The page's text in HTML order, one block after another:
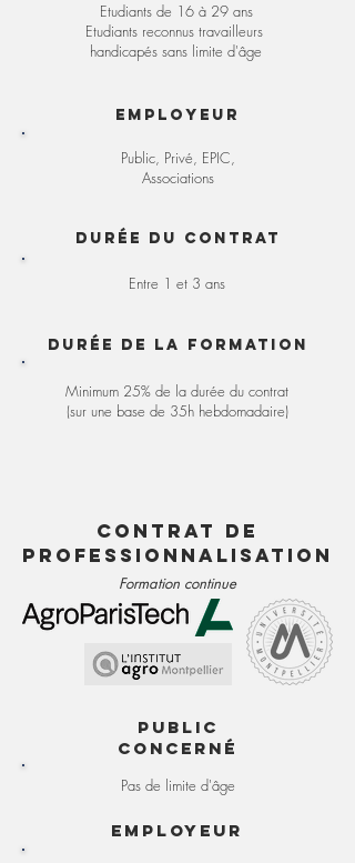
Etudiants de 16 à 29 ans
Etudiants reconnus travailleurs
handicapés sans limite d'âge
Employeur
Public, Privé, EPIC,
Associations
Durée du contrat
Entre 1 et 3 ans
Durée de la formation
Minimum 25% de la durée du contrat
(sur une base de 35h hebdomadaire)
Contrat de
professionnalisation
Formation continue
Public
concerné
Pas de limite d'âge
Employeur